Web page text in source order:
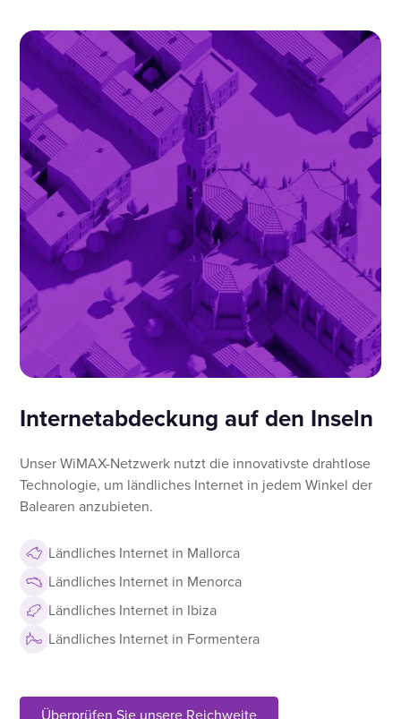
Internetabdeckung auf den Inseln
Unser WiMAX-Netzwerk nutzt die innovativste drahtlose
Technologie, um ländliches Internet in jedem Winkel der
Balearen anzubieten.
Ländliches Internet in Mallorca
Ländliches Internet in Menorca
Ländliches Internet in Ibiza
Ländliches Internet in Formentera